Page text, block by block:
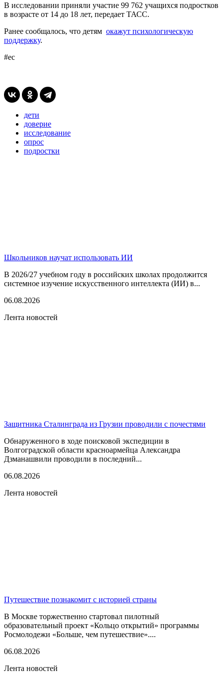
В исследовании приняли участие 99 762 учащихся подростков
в возрасте от 14 до 18 лет, передает ТАСС.
Ранее сообщалось, что детям окажут психологическую
поддержку.
#ес
дети
доверие
исследование
опрос
подростки
Школьников научат использовать ИИ
В 2026/27 учебном году в российских школах продолжится
системное изучение искусственного интеллекта (ИИ) в...
06.08.2026
Лента новостей
Защитника Сталинграда из Грузии проводили с почестями
Обнаруженного в ходе поисковой экспедиции в
Волгоградской области красноармейца Александра
Дзманашвили проводили в последний...
06.08.2026
Лента новостей
Путешествие познакомит с историей страны
В Москве торжественно стартовал пилотный
образовательный проект «Кольцо открытий» программы
Росмолодежи «Больше, чем путешествие»....
06.08.2026
Лента новостей